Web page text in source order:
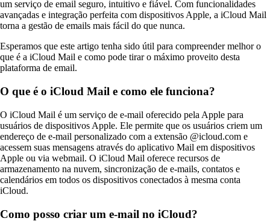
um serviço de email seguro, intuitivo e fiável. Com funcionalidades
avançadas e integração perfeita com dispositivos Apple, a iCloud Mail
torna a gestão de emails mais fácil do que nunca.
Esperamos que este artigo tenha sido útil para compreender melhor o
que é a iCloud Mail e como pode tirar o máximo proveito desta
plataforma de email.
O que é o iCloud Mail e como ele funciona?
O iCloud Mail é um serviço de e-mail oferecido pela Apple para
usuários de dispositivos Apple. Ele permite que os usuários criem um
endereço de e-mail personalizado com a extensão @icloud.com e
acessem suas mensagens através do aplicativo Mail em dispositivos
Apple ou via webmail. O iCloud Mail oferece recursos de
armazenamento na nuvem, sincronização de e-mails, contatos e
calendários em todos os dispositivos conectados à mesma conta
iCloud.
Como posso criar um e-mail no iCloud?